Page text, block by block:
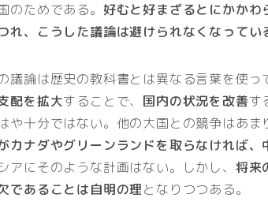
のためである。 好むと好まざるとにかかわ
れ、こうした議論は避けられなくなってい
議論は歴史の教科書とは異なる言葉を使っ
配を拡大することで、 国内の状況を改善す
や十分ではない。他の大国との競争はあま
カナダやグリーンランドを取らなければ
アにそのような計画はない。しかし、 将来
であることは自明の理となりつつある。